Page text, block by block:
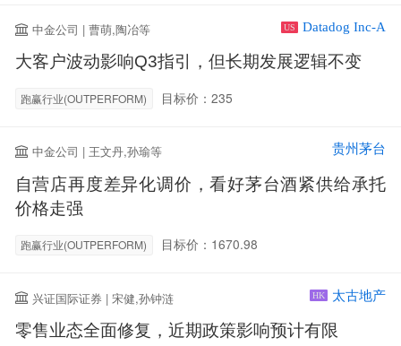
中金公司 | 曹萌,陶冶等 US Datadog Inc-A
大客户波动影响Q3指引，但长期发展逻辑不变
跑赢行业(OUTPERFORM) 目标价：235
中金公司 | 王文丹,孙瑜等 贵州茅台
自营店再度差异化调价，看好茅台酒紧供给承托
价格走强
跑赢行业(OUTPERFORM) 目标价：1670.98
兴证国际证券 | 宋健,孙钟涟 HK 太古地产
零售业态全面修复，近期政策影响预计有限